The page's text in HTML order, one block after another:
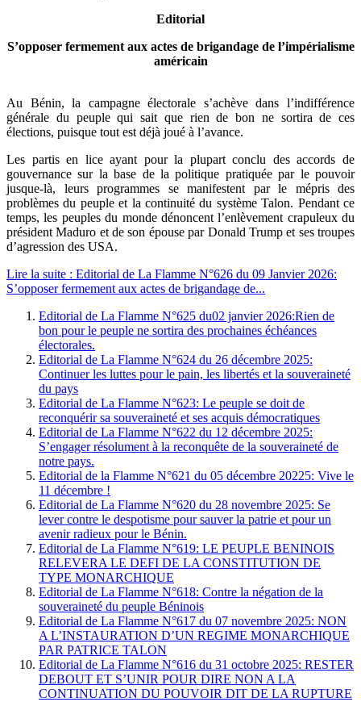
Editorial
S’opposer fermement aux actes de brigandage de l’impérialisme
américain
Au Bénin, la campagne électorale s’achève dans l’indifférence
générale du peuple qui sait que rien de bon ne sortira de ces
élections, puisque tout est déjà joué à l’avance.
Les partis en lice ayant pour la plupart conclu des accords de
gouvernance sur la base de la politique pratiquée par le pouvoir
jusque-là, leurs programmes se manifestent par le mépris des
problèmes du peuple et la continuité du système Talon. Pendant ce
temps, les peuples du monde dénoncent l’enlèvement crapuleux du
président Maduro et de son épouse par Donald Trump et ses troupes
d’agression des USA.
Lire la suite : Editorial de La Flamme N°626 du 09 Janvier 2026:
S’opposer fermement aux actes de brigandage de...
Editorial de La Flamme N°625 du02 janvier 2026:Rien de
bon pour le peuple ne sortira des prochaines échéances
électorales.
Editorial de La Flamme N°624 du 26 décembre 2025:
Continuer les luttes pour le pain, les libertés et la souveraineté
du pays
Editorial de La Flamme N°623: Le peuple se doit de
reconquérir sa souveraineté et ses acquis démocratiques
Editorial de La Flamme N°622 du 12 décembre 2025:
S’engager résolument à la reconquête de la souveraineté de
notre pays.
Editorial de la Flamme N°621 du 05 décembre 20225: Vive le
11 décembre !
Editorial de La Flamme N°620 du 28 novembre 2025: Se
lever contre le despotisme pour sauver la patrie et pour un
avenir radieux pour le Bénin.
Editorial de La Flamme N°619: LE PEUPLE BENINOIS
RELEVERA LE DEFI DE LA CONSTITUTION DE
TYPE MONARCHIQUE
Editorial de La Flamme N°618: Contre la négation de la
souveraineté du peuple Béninois
Editorial de La Flamme N°617 du 07 novembre 2025: NON
A L’INSTAURATION D’UN REGIME MONARCHIQUE
PAR PATRICE TALON
Editorial de La Flamme N°616 du 31 octobre 2025: RESTER
DEBOUT ET S’UNIR POUR DIRE NON A LA
CONTINUATION DU POUVOIR DIT DE LA RUPTURE